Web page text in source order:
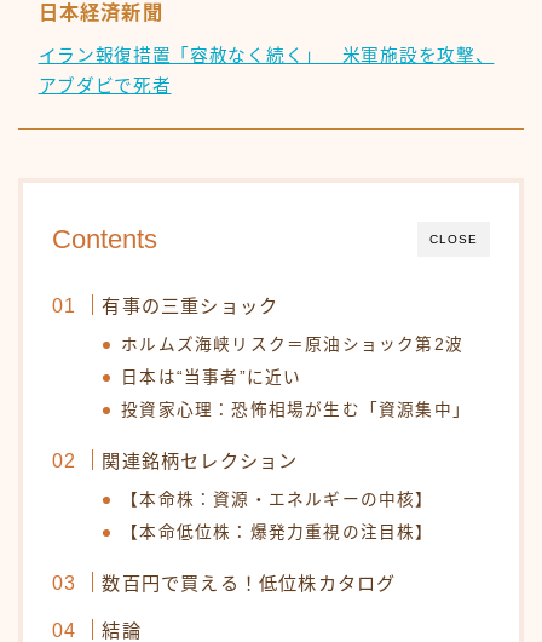
日本経済新聞
イラン報復措置「容赦なく続く」 米軍施設を攻撃、
アブダビで死者
CLOSE
Contents
有事の三重ショック
ホルムズ海峡リスク＝原油ショック第2波
日本は“当事者”に近い
投資家心理：恐怖相場が生む「資源集中」
関連銘柄セレクション
【本命株：資源・エネルギーの中核】
【本命低位株：爆発力重視の注目株】
数百円で買える！低位株カタログ
結論